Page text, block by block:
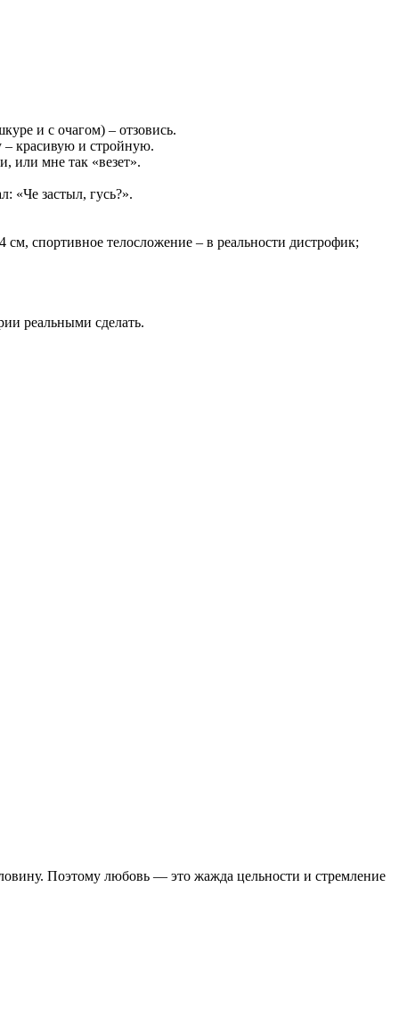
и с очагом) – отзовись.
– красивую и стройную.
или мне так «везет».
«Че застыл, гусь?».
спортивное телосложение – в реальности дистрофик;
реальными сделать.
Поэтому любовь — это жажда цельности и стремление